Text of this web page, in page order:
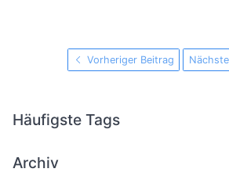
Vorheriger Beitrag
Häufigste Tags
Archiv